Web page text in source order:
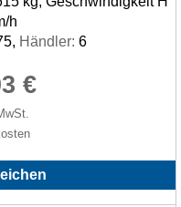
h
Händler: 6
€